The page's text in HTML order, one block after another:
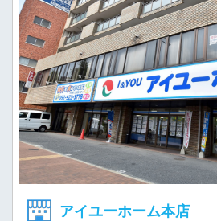
アイユーホーム本店